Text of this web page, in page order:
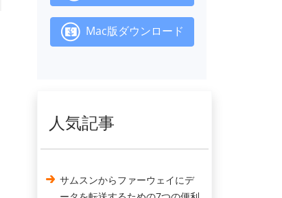
Mac版ダウンロード
人気記事
サムスンからファーウェイにデ